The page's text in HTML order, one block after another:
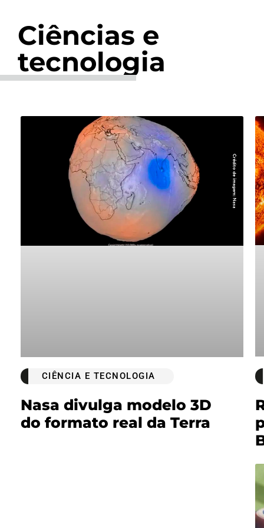
Ciências e
tecnologia
CIÊNCIA E TECNOLOGIA
Nasa divulga modelo 3D
do formato real da Terra